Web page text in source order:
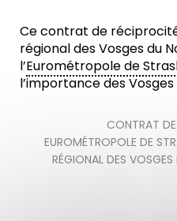
Ce contrat de
régional des Vosges du
l’Eurométropole de
l’importance des
CONTRAT
EUROMÉTROPOLE DE
RÉGIONAL DES